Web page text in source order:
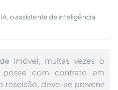
o assistente de inteligência
imóvel, muitas vezes o
posse com contrato em
rescisão, deve-se prevenir